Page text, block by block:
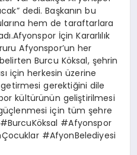
dedi. Başkanın bu
hem de taraftarlara
İçin Kararlılık
Afyonspor’un her
Burcu Köksal, şehrin
için herkesin üzerine
gerektiğini dile
kültürünün geliştirilmesi
için tüm şehre
#Afyonspor
#AfyonBelediyesi